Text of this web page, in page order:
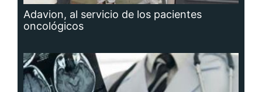
Adavion, al servicio de los pacientes
oncológicos